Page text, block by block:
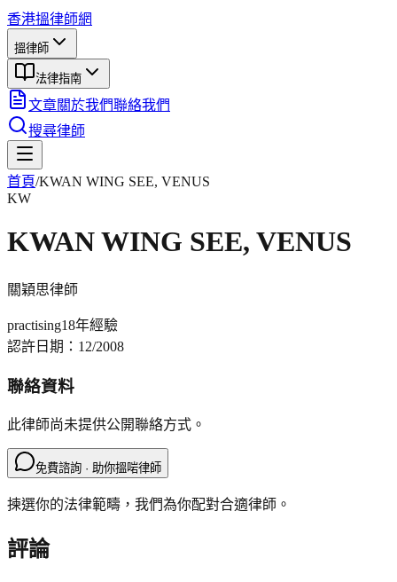
香港搵律師網
搵律師
法律指南
文章關於我們聯絡我們
搜尋律師
首頁/KWAN WING SEE, VENUS
KW
KWAN WING SEE, VENUS
關穎思律師
practising18年經驗
認許日期： 12/2008
聯絡資料
此律師尚未提供公開聯絡方式。
免費諮詢 · 助你搵啱律師
揀選你的法律範疇，我們為你配對合適律師。
評論